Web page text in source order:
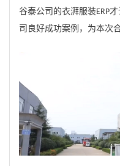
谷泰公司的衣湃服装ERP才
司良好成功案例，为本次